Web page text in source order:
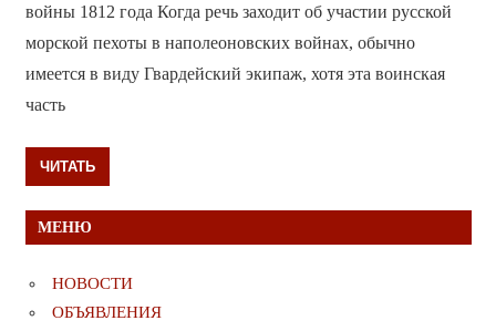
войны 1812 года Когда речь заходит об участии русской
морской пехоты в наполеоновских войнах, обычно
имеется в виду Гвардейский экипаж, хотя эта воинская
часть
ЧИТАТЬ
МЕНЮ
НОВОСТИ
ОБЪЯВЛЕНИЯ